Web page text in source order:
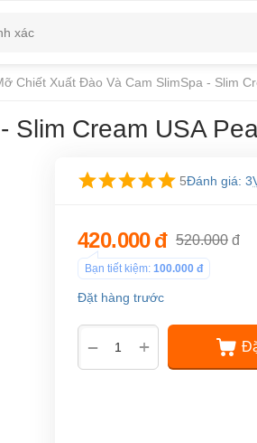
Chiết Xuất Đào Và Cam SlimSpa - Slim
Cream USA
5Đánh giá: 3
420.000đ 520.000 đ
Bạn tiết kiệm: 100.000 đ
Đặt hàng trước
+
−